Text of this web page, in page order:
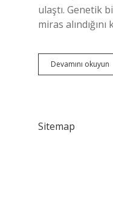
ulaştı. Genetik
miras
Devamını okuyun
Sitemap